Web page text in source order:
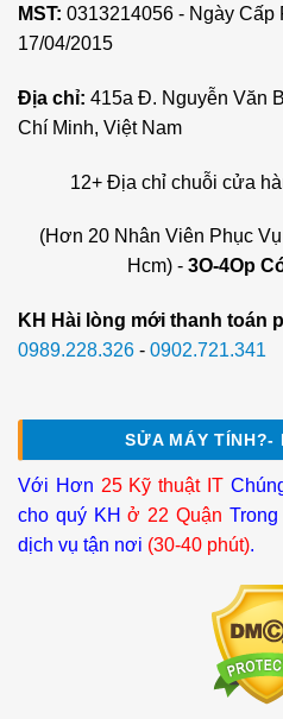
MST: 0313214056 - Ngày Cấp
17/04/2015
Địa chỉ: 415a Đ. Nguyễn Văn
Chí Minh, Việt Nam
12+ Địa chỉ chuỗi cửa
(Hơn 20 Nhân Viên Phục
Hcm) - 3O-4Op
KH Hài lòng mới thanh toán
0989.228.326 - 0902.721.341
SỬA MÁY TÍNH?-
Với Hơn 25 Kỹ thuật IT
cho quý KHở 22 Quận
dịch vụ tận nơi (30-40 phút)